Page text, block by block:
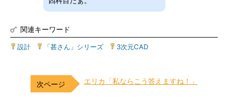
関連キーワード
設計 「甚さん」シリーズ 3次元CAD
エリカ「私ならこう答えますね！」